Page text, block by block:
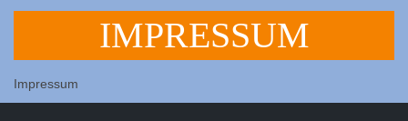
IMPRESSUM
Impressum